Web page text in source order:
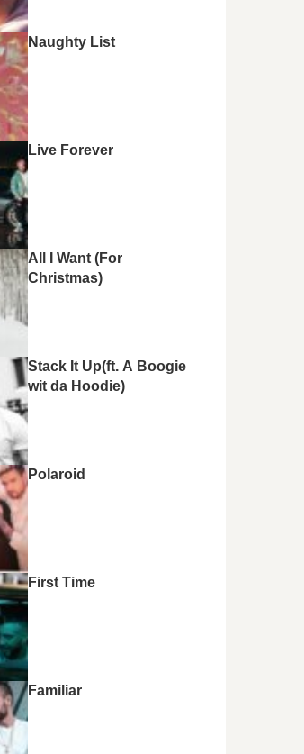
Naughty List
Live Forever
All I Want (For
Christmas)
Stack It Up(ft. A Boogie
wit da Hoodie)
Polaroid
First Time
Familiar